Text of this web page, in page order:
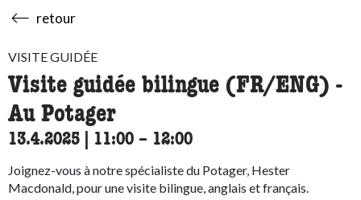
retour
VISITE GUIDÉE
Visite guidée bilingue (FR/ENG) -
Au Potager
13.4.2025 11:00 accessibility.time_to
– 12:00
Joignez-vous à notre spécialiste du Potager, Hester
Macdonald, pour une visite bilingue, anglais et français.